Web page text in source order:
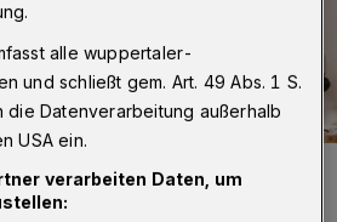
alle wuppertaler-
und schließt gem. Art. 49 Abs. 1 S.
die Datenverarbeitung außerhalb
USA ein.
verarbeiten Daten, um